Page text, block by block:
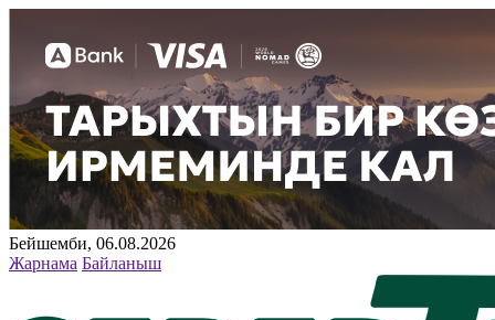
Бейшемби, 06.08.2026
Жарнама Байланыш